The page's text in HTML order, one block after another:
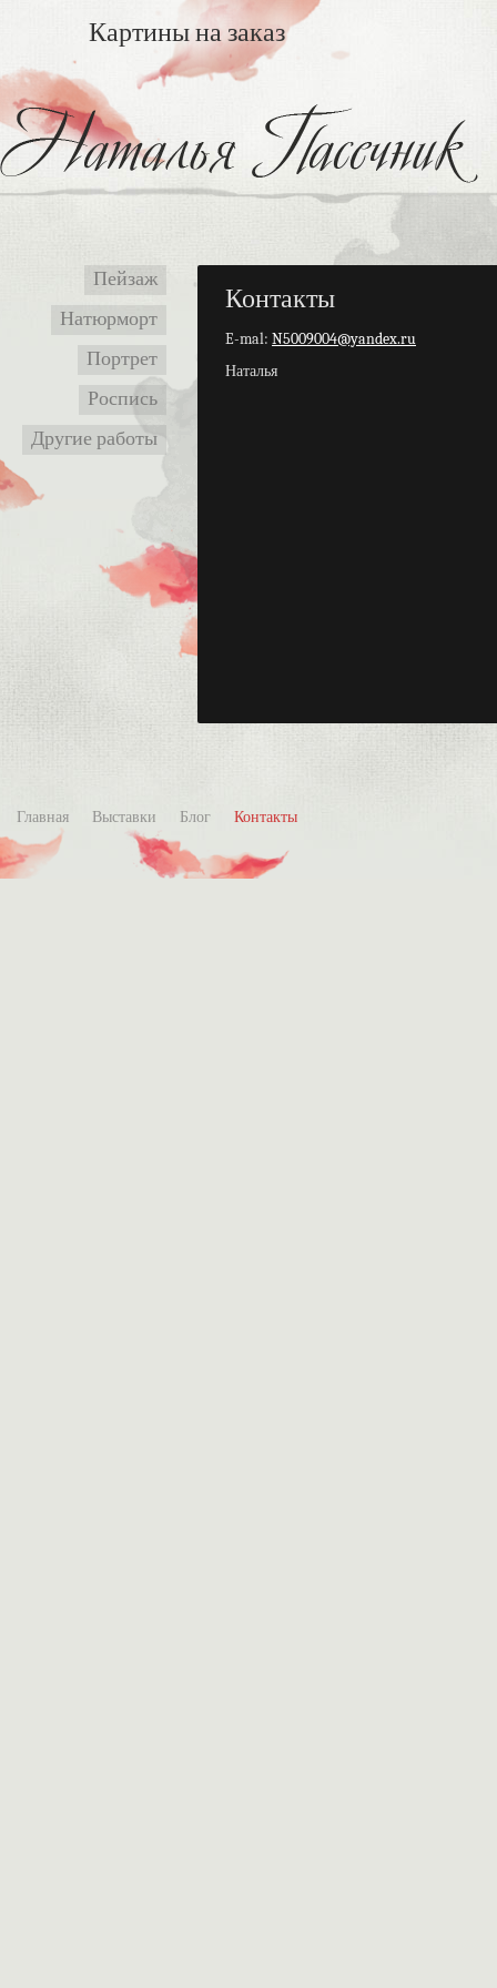
Картины на заказ
Пейзаж
Натюрморт
Портрет
Роспись
Другие работы
Контакты
E-mal: N5009004@yandex.ru
Наталья
Главная Выставки Блог Контакты